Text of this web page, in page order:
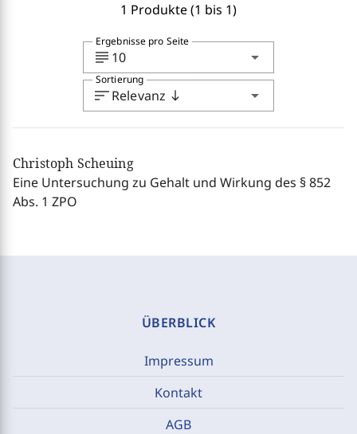
1 Produkte (1 bis 1)
subject 10 arrow_drop_down
Ergebnisse pro Seite
sortRelevanz south arrow_drop_down
Sortierung
Christoph Scheuing
Eine Untersuchung zu Gehalt und Wirkung des § 852
Abs. 1 ZPO
ÜBERBLICK
Impressum
Kontakt
AGB